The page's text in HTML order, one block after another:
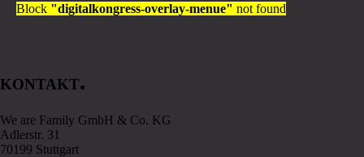
Block "digitalkongress-overlay-menue" not found
KONTAKT.
We are Family GmbH & Co. KG
Adlerstr. 31
70199 Stuttgart